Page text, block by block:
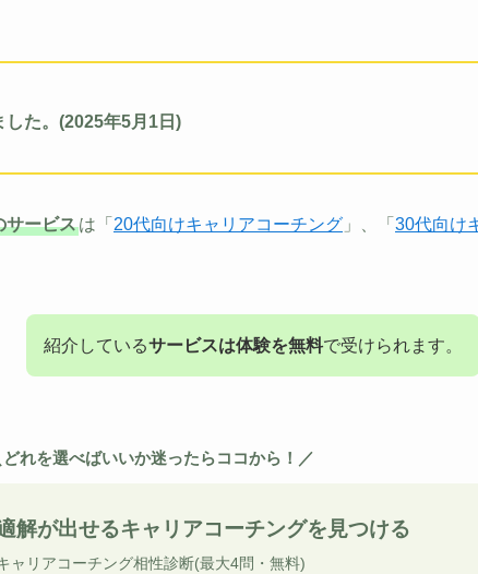
た。(2025年5月1日)
サービスは「 20代向けキャリアコーチング 」、「 30代向け
紹介しているサービスは体験を無料で受けられます。
どれを選べばいいか迷ったらココから！／
解が出せるキャリアコーチングを見つける
ャリアコーチング相性診断(最大4問・無料)